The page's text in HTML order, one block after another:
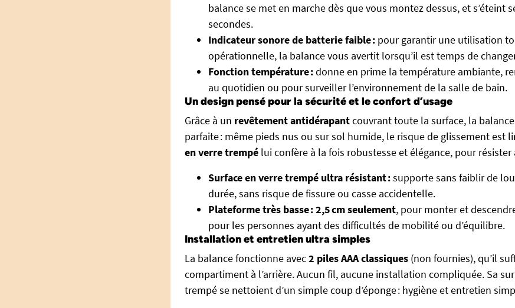
balance se met en marche dès que vous montez dessus, et s’éteint
secondes.
Indicateur sonore de batterie faible : pour garantir une utilisation
opérationnelle, la balance vous avertit lorsqu’il est temps de
Fonction température :donne en prime la température ambiante,
au quotidien ou pour surveiller l’environnement de la salle de bain.
Un design pensé pour la sécurité et le confort d’usage
Grâce à un revêtement antidérapantcouvrant toute la surface, la
parfaite : même pieds nus ou sur sol humide, le risque de glissement est
en verre trempé lui confère à la fois robustesse et élégance, pour
Surface en verre trempé ultra résistant :supporte sans faiblir de
durée, sans risque de fissure ou casse accidentelle.
Plateforme très basse : 2,5 cm seulement, pour monter et
pour les personnes ayant des difficultés de mobilité ou d’équilibre.
Installation et entretien ultra simples
La balance fonctionne avec2 piles AAA classiques (non fournies), qu’il
compartiment à l’arrière. Aucun fil, aucune installation compliquée. Sa
trempé se nettoient d’un simple coup d’éponge : hygiène et entretien